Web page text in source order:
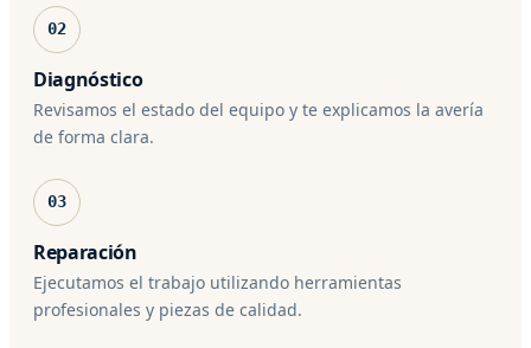
02
Diagnóstico
Revisamos el estado del equipo y te explicamos la avería
de forma clara.
03
Reparación
Ejecutamos el trabajo utilizando herramientas
profesionales y piezas de calidad.